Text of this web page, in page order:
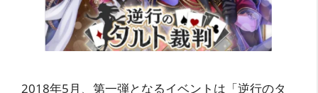
2018年5月、第一弾となるイベントは「逆行のタ